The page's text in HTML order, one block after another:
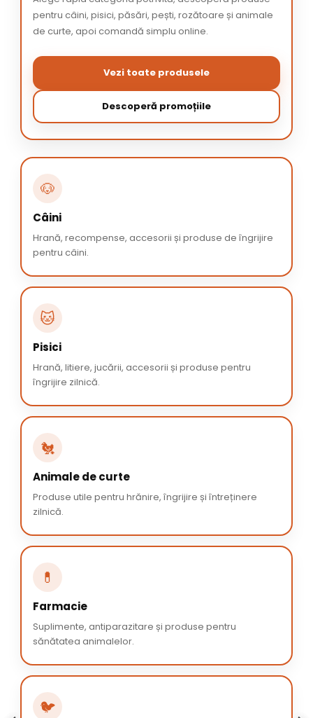
pentru câini, pisici, păsări, pești, rozătoare și animale
de curte, apoi comandă simplu online.
Vezi toate produsele
Descoperă promoțiile
🐶
Câini
Hrană, recompense, accesorii și produse de îngrijire
pentru câini.
🐱
Pisici
Hrană, litiere, jucării, accesorii și produse pentru
îngrijire zilnică.
🐔
Animale de curte
Produse utile pentru hrănire, îngrijire și întreținere
zilnică.
💊
Farmacie
Suplimente, antiparazitare și produse pentru
sănătatea animalelor.
🐦